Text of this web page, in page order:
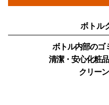
ボトル
ボトル内部のゴ
清潔・安心化粧
クリー